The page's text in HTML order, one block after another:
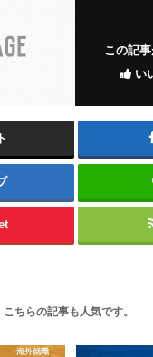
この記
い
こちらの記事も人気です。
海外就職